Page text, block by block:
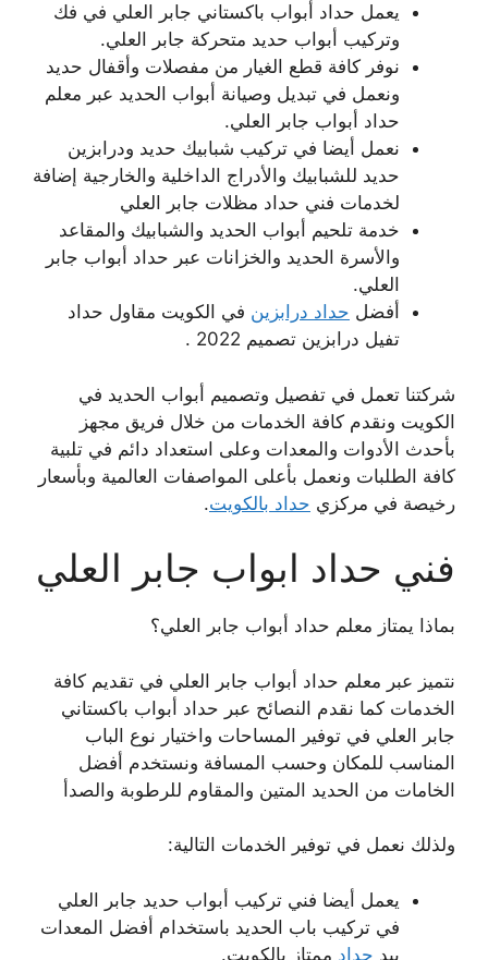
يعمل حداد أبواب باكستاني جابر العلي في فك
وتركيب أبواب حديد متحركة جابر العلي.
نوفر كافة قطع الغيار من مفصلات وأقفال حديد
ونعمل في تبديل وصيانة أبواب الحديد عبر معلم
حداد أبواب جابر العلي.
نعمل أيضا في تركيب شبابيك حديد ودرابزين
حديد للشبابيك والأدراج الداخلية والخارجية إضافة
لخدمات فني حداد مظلات جابر العلي
خدمة تلحيم أبواب الحديد والشبابيك والمقاعد
والأسرة الحديد والخزانات عبر حداد أبواب جابر
العلي.
أفضل حداد درابزين في الكويت مقاول حداد
تفيل درابزين تصميم 2022 .
شركتنا تعمل في تفصيل وتصميم أبواب الحديد في
الكويت ونقدم كافة الخدمات من خلال فريق مجهز
بأحدث الأدوات والمعدات وعلى استعداد دائم في تلبية
كافة الطلبات ونعمل بأعلى المواصفات العالمية وبأسعار
رخيصة في مركزي حداد بالكويت.
فني حداد ابواب جابر العلي
بماذا يمتاز معلم حداد أبواب جابر العلي؟
نتميز عبر معلم حداد أبواب جابر العلي في تقديم كافة
الخدمات كما نقدم النصائح عبر حداد أبواب باكستاني
جابر العلي في توفير المساحات واختيار نوع الباب
المناسب للمكان وحسب المسافة ونستخدم أفضل
الخامات من الحديد المتين والمقاوم للرطوبة والصدأ
ولذلك نعمل في توفير الخدمات التالية:
يعمل أيضا فني تركيب أبواب حديد جابر العلي
في تركيب باب الحديد باستخدام أفضل المعدات
بيد حداد ممتاز بالكويت.